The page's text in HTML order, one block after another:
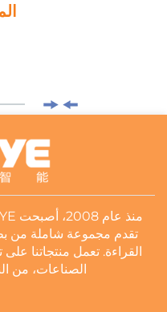
القراءة. تعمل منتجاتنا
الصناعات، من